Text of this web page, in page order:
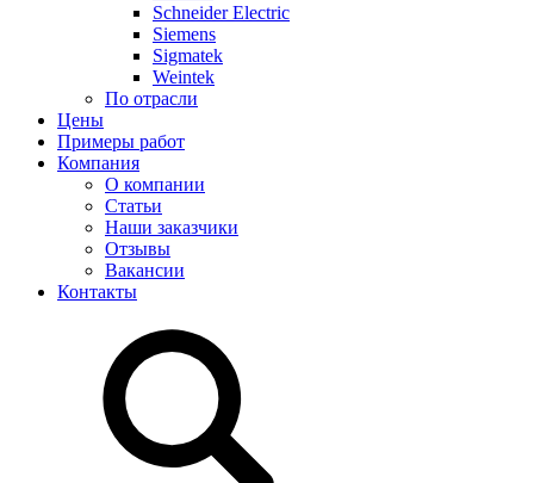
Schneider Electric
Siemens
Sigmatek
Weintek
По отрасли
Цены
Примеры работ
Компания
О компании
Статьи
Наши заказчики
Отзывы
Вакансии
Контакты